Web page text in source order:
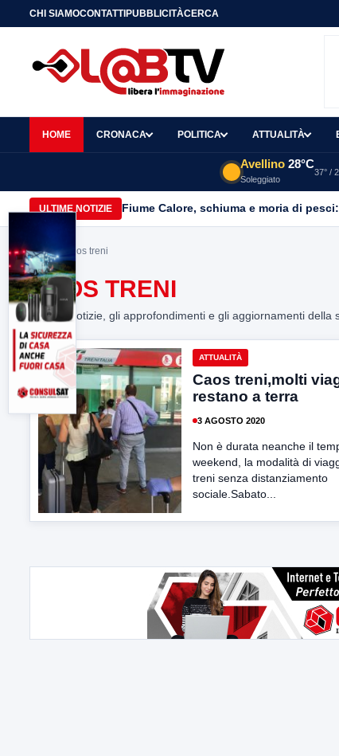
CHI SIAMOCONTATTIPUBBLICITÀCERCA
HOME CRONACA POLITICA ATTUALITÀ
Avellino 28°C
Soleggiato
37° /
ULTIME NOTIZIE Fiume Calore, schiuma e moria di
Home> caos treni
CAOS TRENI
Tutte le notizie, gli approfondimenti e gli aggiornamenti della
ATTUALITÀ
Caos treni,molti
restano a terra
3 AGOSTO 2020
Non è durata neanche il
weekend, la modalità di
treni senza distanziamento
sociale.Sabato...